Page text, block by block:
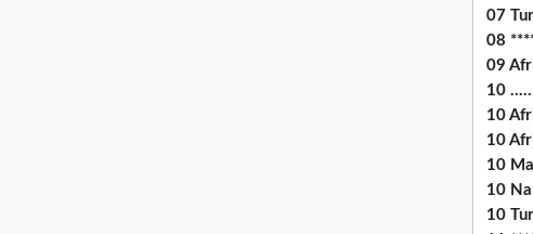
07
08
09
10
10
10
10
10
10